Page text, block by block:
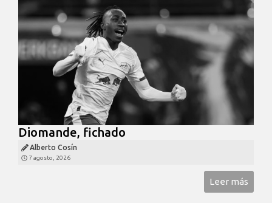
Diomande, fichado
Alberto Cosín
7 agosto, 2026
Leer más